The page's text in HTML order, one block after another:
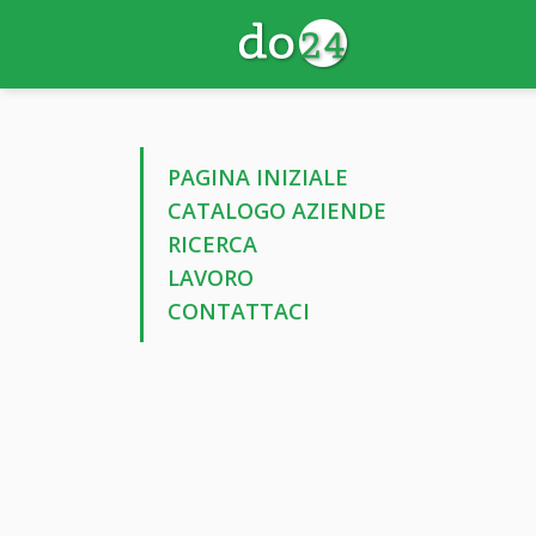
PAGINA INIZIALE
CATALOGO AZIENDE
RICERCA
LAVORO
CONTATTACI